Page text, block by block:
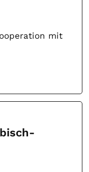
mit